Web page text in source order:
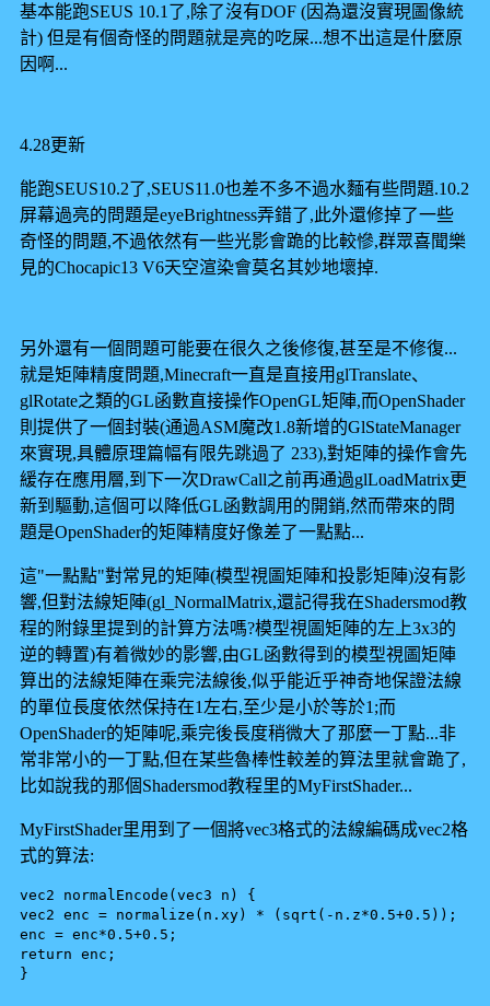
基本能跑SEUS 10.1了,除了沒有DOF (因為還沒實現圖像統
計) 但是有個奇怪的問題就是亮的吃屎...想不出這是什麼原
因啊...
4.28更新
能跑SEUS10.2了,SEUS11.0也差不多不過水麵有些問題.10.2
屏幕過亮的問題是eyeBrightness弄錯了,此外還修掉了一些
奇怪的問題,不過依然有一些光影會跪的比較慘,群眾喜聞樂
見的Chocapic13 V6天空渲染會莫名其妙地壞掉.
另外還有一個問題可能要在很久之後修復,甚至是不修復...
就是矩陣精度問題,Minecraft一直是直接用glTranslate、
glRotate之類的GL函數直接操作OpenGL矩陣,而OpenShader
則提供了一個封裝(通過ASM魔改1.8新增的GlStateManager
來實現,具體原理篇幅有限先跳過了 233),對矩陣的操作會先
緩存在應用層,到下一次DrawCall之前再通過glLoadMatrix更
新到驅動,這個可以降低GL函數調用的開銷,然而帶來的問
題是OpenShader的矩陣精度好像差了一點點...
這"一點點"對常見的矩陣(模型視圖矩陣和投影矩陣)沒有影
響,但對法線矩陣(gl_NormalMatrix,還記得我在Shadersmod教
程的附錄里提到的計算方法嗎?模型視圖矩陣的左上3x3的
逆的轉置)有着微妙的影響,由GL函數得到的模型視圖矩陣
算出的法線矩陣在乘完法線後,似乎能近乎神奇地保證法線
的單位長度依然保持在1左右,至少是小於等於1;而
OpenShader的矩陣呢,乘完後長度稍微大了那麼一丁點...非
常非常小的一丁點,但在某些魯棒性較差的算法里就會跪了,
比如說我的那個Shadersmod教程里的MyFirstShader...
MyFirstShader里用到了一個將vec3格式的法線編碼成vec2格
式的算法:
vec2 normalEncode(vec3 n) {
vec2 enc = normalize(n.xy) * (sqrt(-n.z*0.5+0.5));
enc = enc*0.5+0.5;
return enc;
}